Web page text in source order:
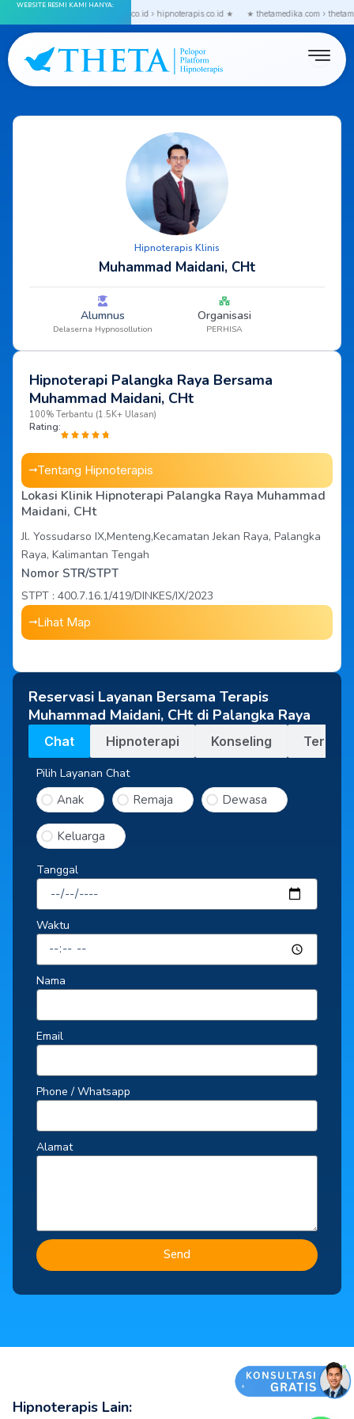
Skip
content
WEBSITE RESMI KAMI HANYA:
› rumahhipnoterapi.co.id › hipnoterapis.co.id ★ ★ thetamedika.com ›
Hipnoterapis Klinis
Muhammad Maidani, CHt
Alumnus
Delaserna Hypnosollution
Organisasi
PERHISA
Hipnoterapi Palangka Raya Bersama
Muhammad Maidani, CHt
100% Terbantu (1.5K+ Ulasan)
Rating:
Tentang Hipnoterapis
Lokasi Klinik Hipnoterapi Palangka Raya Muhammad
Maidani, CHt
Jl. Yossudarso IX,Menteng,Kecamatan Jekan Raya, Palangka
Raya, Kalimantan Tengah
Nomor STR/STPT
STPT : 400.7.16.1/419/DINKES/IX/2023
Lihat Map
Reservasi Layanan Bersama Terapis
Muhammad Maidani, CHt di Palangka Raya
Chat Hipnoterapi Konseling Terapi
Pilih Layanan Chat
Anak Remaja Dewasa
Keluarga
Tanggal
Waktu
Nama
Email
Phone / Whatsapp
Alamat
Send
Hipnoterapis Lain: